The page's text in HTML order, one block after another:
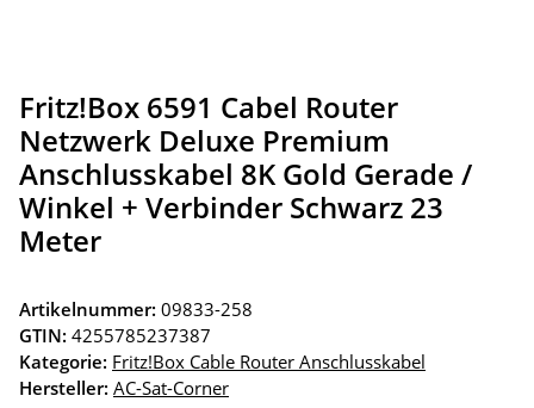
Fritz!Box 6591 Cabel Router
Netzwerk Deluxe Premium
Anschlusskabel 8K Gold Gerade /
Winkel + Verbinder Schwarz 23
Meter
Artikelnummer: 09833-258
GTIN: 4255785237387
Kategorie: Fritz!Box Cable Router Anschlusskabel
Hersteller: AC-Sat-Corner